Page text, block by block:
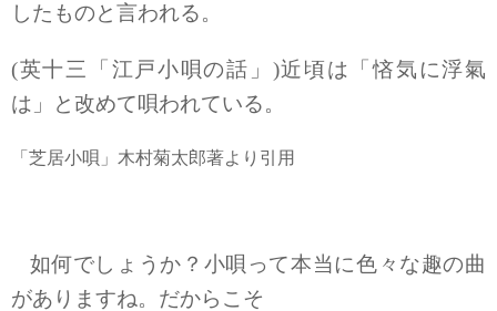
したものと言われる。
(英十三「江戸小唄の話」)近頃は「悋気に浮氣
は」と改めて唄われている。
「芝居小唄」木村菊太郎著より引用
如何でしょうか？小唄って本当に色々な趣の曲
がありますね。だからこそ